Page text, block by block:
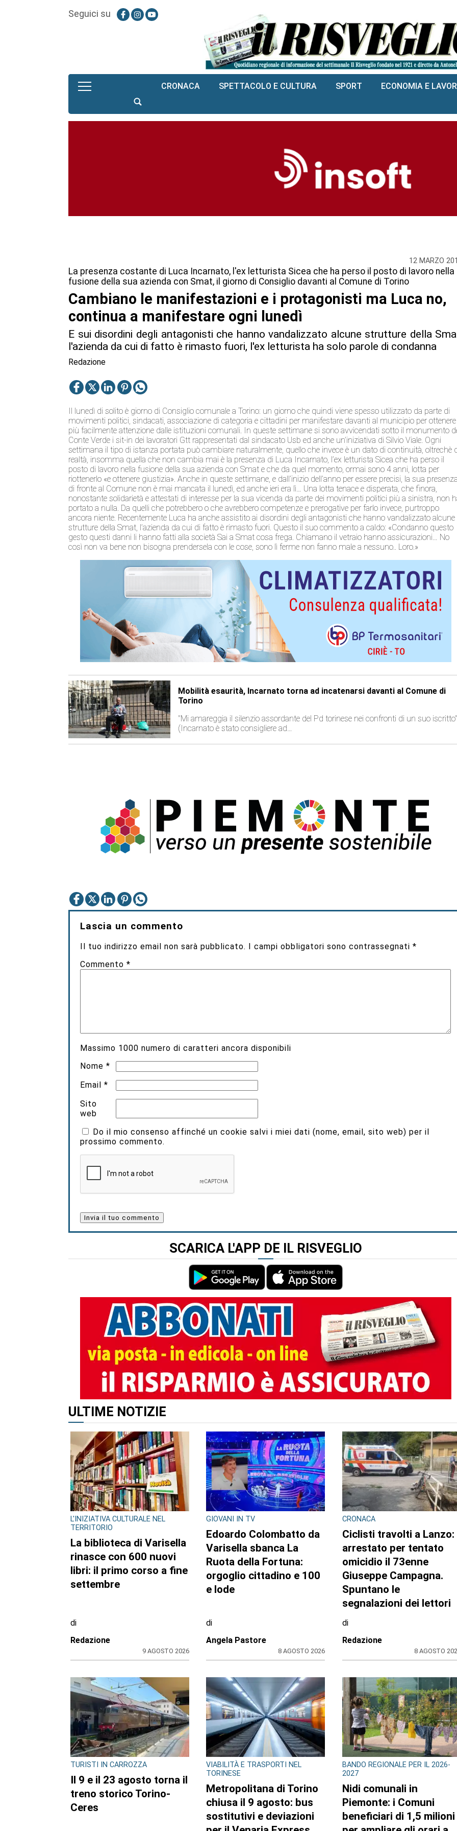
Seguici su
CRONACA SPETTACOLO E CULTURA SPORT ECONOMIA E
12 MARZO
La presenza costante di Luca Incarnato, l'ex letturista Sicea che ha perso il posto di lavoro nella
fusione della sua azienda con Smat, il giorno di Consiglio davanti al Comune di Torino
Cambiano le manifestazioni e i protagonisti ma Luca no,
continua a manifestare ogni lunedì
E sui disordini degli antagonisti che hanno vandalizzato alcune strutture della
l'azienda da cui di fatto è rimasto fuori, l'ex letturista ha solo parole di condanna
Redazione
Il lunedì di solito è giorno di Consiglio comunale a Torino: un giorno che quindi viene spesso utilizzato da parte di
movimenti politici, sindacati, associazione di categoria e cittadini per manifestare davanti al municipio per ottenere
più facilmente attenzione dalle istituzioni comunali. In queste settimane si sono avvicendati sotto il monumento
Conte Verde i sit-in dei lavoratori Gtt rappresentati dal sindacato Usb ed anche un’iniziativa di Silvio Viale. Ogni
settimana il tipo di istanza portata può cambiare naturalmente, quello che invece è un dato di continuità, oltrechè
realtà, insomma quella che non cambia mai è la presenza di Luca Incarnato, l’ex letturista Sicea che ha perso il
posto di lavoro nella fusione della sua azienda con Smat e che da quel momento, ormai sono 4 anni, lotta per
riottenerlo «e ottenere giustizia». Anche in queste settimane, e dall’inizio dell’anno per essere precisi, la sua
di fronte al Comune non è mai mancata il lunedì, ed anche ieri era lì… Una lotta tenace e disperata, che finora,
nonostante solidarietà e attestati di interesse per la sua vicenda da parte dei movimenti politici più a sinistra, non
portato a nulla. Da quelli che potrebbero o che avrebbero competenze e prerogative per farlo invece, purtroppo
ancora niente. Recentemente Luca ha anche assistito ai disordini degli antagonisti che hanno vandalizzato alcune
strutture della Smat, l’azienda da cui di fatto è rimasto fuori. Questo il suo commento a caldo: «Condanno questo
gesto questi danni li hanno fatti alla società Sai a Smat cosa frega. Chiamano il vetraio hanno assicurazioni… No
così non va bene non bisogna prendersela con le cose, sono lì ferme non fanno male a nessuno.. Loro.»
Mobilità esaurità, Incarnato torna ad incatenarsi davanti al Comune di
Torino
"Mi amareggia il silenzio assordante del Pd torinese nei confronti di un suo
(Incarnato è stato consigliere ad…
Lascia un commento
Il tuo indirizzo email non sarà pubblicato. I campi obbligatori sono contrassegnati*
Commento*
Massimo 1000 numero di caratteri ancora disponibili
Nome*
Email*
Sito
web
Do il mio consenso affinché un cookie salvi i miei dati (nome, email, sito web) per il
prossimo commento.
SCARICA L'APP DE IL RISVEGLIO
ALTRI ARTICOLI DI QUESTO AUTORE
CRONACA
Ciclisti travolti a Lanzo:
arrestato per tentato
omicidio il 73enne
Giuseppe Campagna.
segnalazioni dei lettori
8 AGOSTO 2026
CRONACA
Ciclisti travolti, i
carabinieri confermano
la lite con
l’automobilista prima del
l’uomo si sarebbe
8 AGOSTO 2026
L'INIZIATIVA CULTURALE NEL
La biblioteca di
rinasce con 600 nuovi
libri: il primo corso a
settembre
9 AGOSTO
ULTIME NOTIZIE
GIOVANI IN TV CRONACA